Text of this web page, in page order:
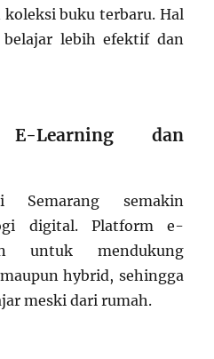
buku terbaru. Hal
lebih efektif dan
E-Learning dan
Semarang semakin
digital. Platform e-
untuk mendukung
hybrid, sehingga
meski dari rumah.